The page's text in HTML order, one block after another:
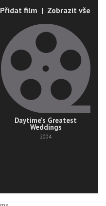
Přidat film | Zobrazit vše
Daytime's Greatest
Weddings
2004